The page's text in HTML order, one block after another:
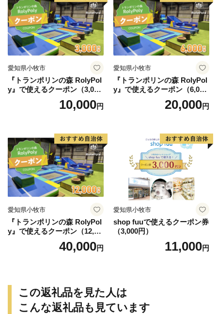
愛知県小牧市
『トランポリンの森 RolyPol
y』で使えるクーポン（3,000
10,000円
愛知県小牧市
『トランポリンの森 RolyPol
y』で使えるクーポン（6,000
20,000円
愛知県小牧市
『トランポリンの森 RolyPol
y』で使えるクーポン（12,00
40,000円
愛知県小牧市
shop fuuで使えるクーポン券
（3,000円）
11,000円
この返礼品を見た人は
こんな返礼品も見ています